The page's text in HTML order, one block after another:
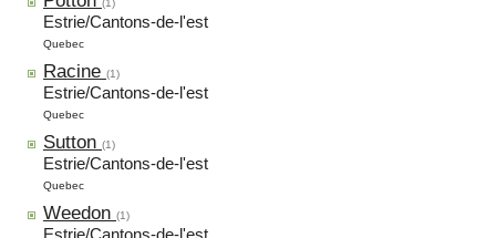
(1)
Estrie/Cantons-de-l'est
Quebec
Racine (1)
Estrie/Cantons-de-l'est
Quebec
Sutton (1)
Estrie/Cantons-de-l'est
Quebec
Weedon (1)
Estrie/Cantons-de-l'est